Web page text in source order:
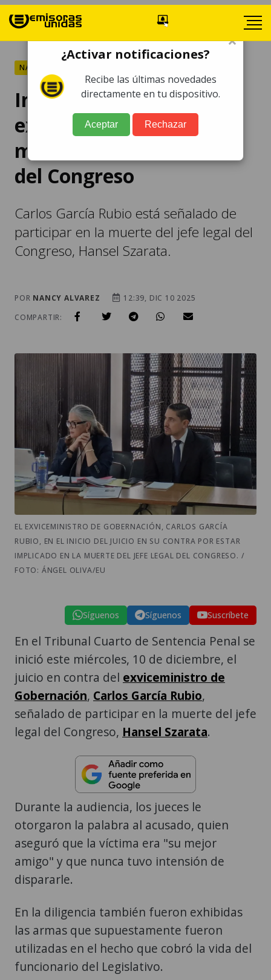
NACIONALES
Inicia juicio de
exviceministro por
muerte de funcionario
del Congreso
Carlos García Rubio está señalado de
participar en la muerte del jefe legal del
Congreso, Hansel Szarata.
POR NANCY ALVAREZ
12:39, DIC 10 2025
COMPARTIR:
EL EXVICEMINISTRO DE GOBERNACIÓN, CARLOS GARCÍA
RUBIO, EN EL INICIO DEL JUICIO EN SU CONTRA POR ESTAR
IMPLICADO EN LA MUERTE DEL JEFE LEGAL DEL CONGRESO. /
FOTO: ÁNGEL OLIVA/EU
Síguenos Síguenos Suscríbete
En el Tribunal Cuarto de Sentencia Penal se
inició este miércoles, 10 de diciembre, el
juicio en contra del exviceministro de
Gobernación, Carlos García Rubio,
señalado de participar en la muerte del jefe
legal del Congreso, Hansel Szarata.
Durante la audiencia, los jueces le
otorgaron la palabra al acusado, quien
aseguró que la víctima era "su mejor
amigo" y que nunca tuvo intensión de
dispararle.
En la diligencia también fueron exhibidas
las armas que supuestamente fueron
utilizadas en el hecho que cobró la vida del
funcionario del Legislativo.
×
¿Activar notificaciones?
Recibe las últimas novedades
directamente en tu dispositivo.
Aceptar Rechazar